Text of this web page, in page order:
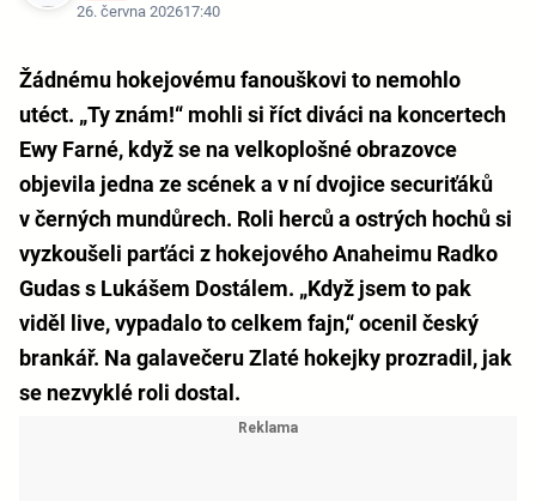
26. června 202617:40
Žádnému hokejovému fanouškovi to nemohlo
utéct. „Ty znám!“ mohli si říct diváci na koncertech
Ewy Farné, když se na velkoplošné obrazovce
objevila jedna ze scének a v ní dvojice securiťáků
v černých mundůrech. Roli herců a ostrých hochů si
vyzkoušeli parťáci z hokejového Anaheimu Radko
Gudas s Lukášem Dostálem. „Když jsem to pak
viděl live, vypadalo to celkem fajn,“ ocenil český
brankář. Na galavečeru Zlaté hokejky prozradil, jak
se nezvyklé roli dostal.